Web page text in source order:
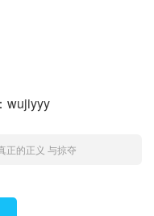
wujiyyy
正的正义 与掠夺